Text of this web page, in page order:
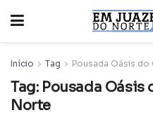
Início Tag Pousada Oásis
Tag: Pousada
Norte